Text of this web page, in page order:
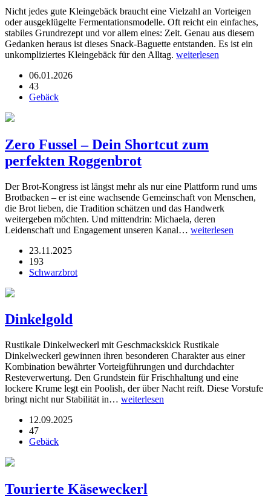
Nicht jedes gute Kleingebäck braucht eine Vielzahl an Vorteigen
oder ausgeklügelte Fermentationsmodelle. Oft reicht ein einfaches,
stabiles Grundrezept und vor allem eines: Zeit. Genau aus diesem
Gedanken heraus ist dieses Snack-Baguette entstanden. Es ist ein
unkompliziertes Kleingebäck für den Alltag. weiterlesen
06.01.2026
43
Gebäck
Zero Fussel – Dein Shortcut zum
perfekten Roggenbrot
Der Brot-Kongress ist längst mehr als nur eine Plattform rund ums
Brotbacken – er ist eine wachsende Gemeinschaft von Menschen,
die Brot lieben, die Tradition schätzen und das Handwerk
weitergeben möchten. Und mittendrin: Michaela, deren
Leidenschaft und Engagement unseren Kanal… weiterlesen
23.11.2025
193
Schwarzbrot
Dinkelgold
Rustikale Dinkelweckerl mit Geschmackskick Rustikale
Dinkelweckerl gewinnen ihren besonderen Charakter aus einer
Kombination bewährter Vorteigführungen und durchdachter
Resteverwertung. Den Grundstein für Frischhaltung und eine
lockere Krume legt ein Poolish, der über Nacht reift. Diese Vorstufe
bringt nicht nur Stabilität in… weiterlesen
12.09.2025
47
Gebäck
Tourierte Käseweckerl